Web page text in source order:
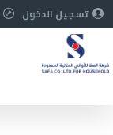
تسجيل الدخول